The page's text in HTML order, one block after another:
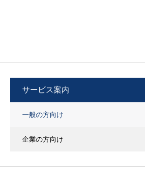
サービス案内
一般の方向け
企業の方向け